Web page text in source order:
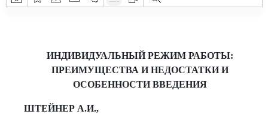
ИНДИВИДУАЛЬНЫЙ РЕЖИМ РАБОТЫ:
ПРЕИМУЩЕСТВА И НЕДОСТАТКИ И
ОСОБЕННОСТИ ВВЕДЕНИЯ
ШТЕЙНЕР А.И.,